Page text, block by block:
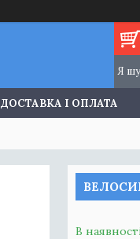
ДОСТАВКА І ОПЛАТА
В